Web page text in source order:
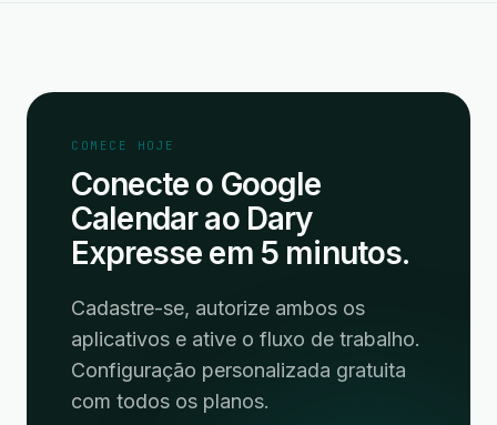
COMECE HOJE
Conecte o Google
Calendar ao Dary
Expresse em 5 minutos.
Cadastre-se, autorize ambos os
aplicativos e ative o fluxo de trabalho.
Configuração personalizada gratuita
com todos os planos.